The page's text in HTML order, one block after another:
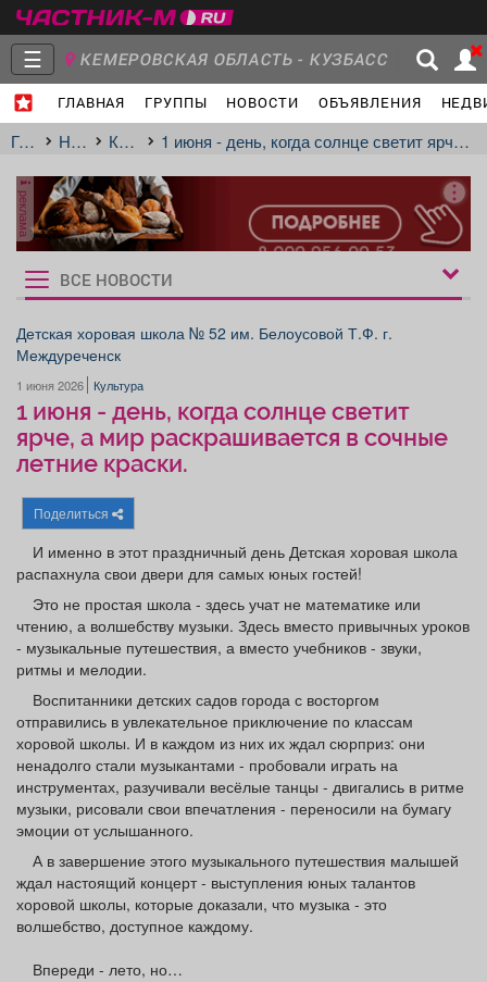
☰ КЕМЕРОВСКАЯ ОБЛАСТЬ - КУЗБАСС
ГЛАВНАЯ ГРУППЫ НОВОСТИ ОБЪЯВЛЕНИЯ
Главная
Объявления Недвижимость Услуги
Афиша
Товары Поздравления Погода
ТВ программа Я - пенсионер
ГлавнаяНовостиКультура1 июня - день, когда солнце светит ярче, а мир раскрашивается в сочные летние краски.
реклама
Рукбрики
новостей
ВСЕ НОВОСТИ
Детская хоровая школа № 52 им. Белоусовой Т.Ф. г.
Междуреченск
1 июня 2026 Культура
1 июня - день, когда солнце светит
ярче, а мир раскрашивается в сочные
летние краски.
Поделиться
И именно в этот праздничный день Детская хоровая школа
распахнула свои двери для самых юных гостей!
Это не простая школа - здесь учат не математике или
чтению, а волшебству музыки. Здесь вместо привычных уроков
- музыкальные путешествия, а вместо учебников - звуки,
ритмы и мелодии.
Воспитанники детских садов города с восторгом
отправились в увлекательное приключение по классам
хоровой школы. И в каждом из них их ждал сюрприз: они
ненадолго стали музыкантами - пробовали играть на
инструментах, разучивали весёлые танцы - двигались в ритме
музыки, рисовали свои впечатления - переносили на бумагу
эмоции от услышанного.
А в завершение этого музыкального путешествия малышей
ждал настоящий концерт - выступления юных талантов
хоровой школы, которые доказали, что музыка - это
волшебство, доступное каждому.
Впереди - лето, но…